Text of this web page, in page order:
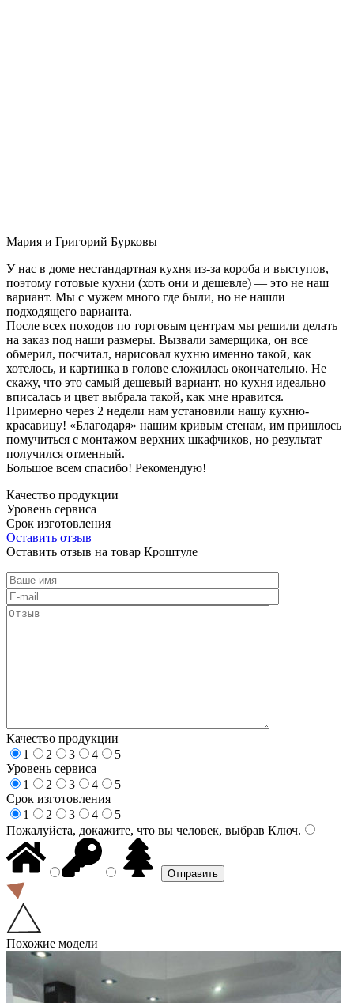
Мария и Григорий Бурковы
У нас в доме нестандартная кухня из-за короба и выступов,
поэтому готовые кухни (хоть они и дешевле) — это не наш
вариант. Мы с мужем много где были, но не нашли
подходящего варианта.
После всех походов по торговым центрам мы решили делать
на заказ под наши размеры. Вызвали замерщика, он все
обмерил, посчитал, нарисовал кухню именно такой, как
хотелось, и картинка в голове сложилась окончательно. Не
скажу, что это самый дешевый вариант, но кухня идеально
вписалась и цвет выбрала такой, как мне нравится.
Примерно через 2 недели нам установили нашу кухню-
красавицу! «Благодаря» нашим кривым стенам, им пришлось
помучиться с монтажом верхних шкафчиков, но результат
получился отменный.
Большое всем спасибо! Рекомендую!
Качество продукции
Уровень сервиса
Срок изготовления
Оставить отзыв
Оставить отзыв на товар Кроштуле
Качество продукции
1
2 3 4
5
Уровень сервиса
1
2 3 4
5
Срок изготовления
1
2 3 4
5
Пожалуйста, докажите, что вы человек, выбрав Ключ.
Похожие модели